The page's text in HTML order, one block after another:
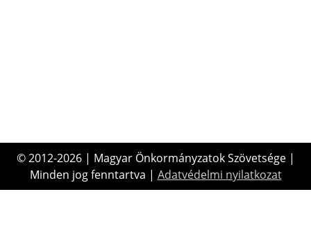
© 2012-2026 | Magyar Önkormányzatok Szövetsége |
Minden jog fenntartva | Adatvédelmi nyilatkozat